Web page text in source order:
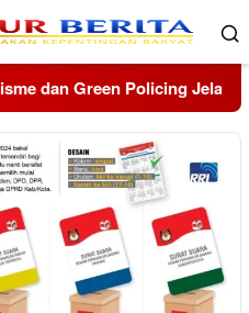
Menko Polkam Imbau